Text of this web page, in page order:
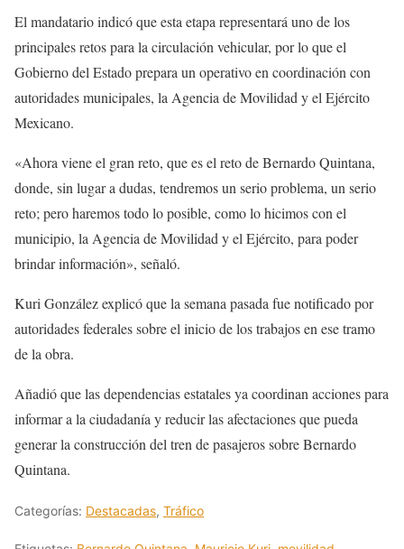
El mandatario indicó que esta etapa representará uno de los
principales retos para la circulación vehicular, por lo que el
Gobierno del Estado prepara un operativo en coordinación con
autoridades municipales, la Agencia de Movilidad y el Ejército
Mexicano.
«Ahora viene el gran reto, que es el reto de Bernardo Quintana,
donde, sin lugar a dudas, tendremos un serio problema, un serio
reto; pero haremos todo lo posible, como lo hicimos con el
municipio, la Agencia de Movilidad y el Ejército, para poder
brindar información», señaló.
Kuri González explicó que la semana pasada fue notificado por
autoridades federales sobre el inicio de los trabajos en ese tramo
de la obra.
Añadió que las dependencias estatales ya coordinan acciones para
informar a la ciudadanía y reducir las afectaciones que pueda
generar la construcción del tren de pasajeros sobre Bernardo
Quintana.
Categorías: Destacadas, Tráfico